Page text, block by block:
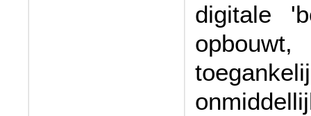
digitale